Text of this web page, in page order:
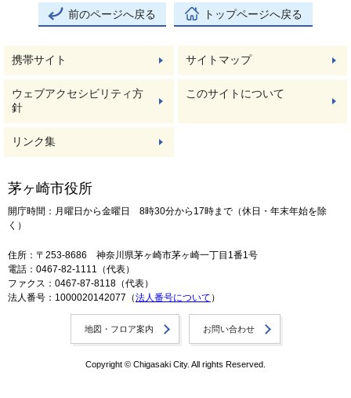
前のページへ戻る トップページへ戻る
携帯サイト サイトマップ
ウェブアクセシビリティ方
針
このサイトについて
リンク集
茅ヶ崎市役所
開庁時間：月曜日から金曜日 8時30分から17時まで（休日・年末年始を除
く）
住所：〒253-8686 神奈川県茅ヶ崎市茅ヶ崎一丁目1番1号
電話：0467-82-1111（代表）
ファクス：0467-87-8118（代表）
法人番号：1000020142077（法人番号について ）
地図・フロア案内 お問い合わせ
Copyright © Chigasaki City. All rights Reserved.